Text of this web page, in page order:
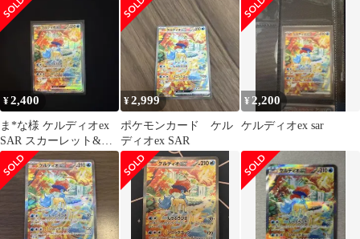
¥2,400
ま*な様 ケルディオex
SAR スカーレット&バ
イオレット 拡張パック
ホワイ
¥2,999
ポケモンカード ケル
ディオex SAR
¥ 2,200
ケルディオex sar